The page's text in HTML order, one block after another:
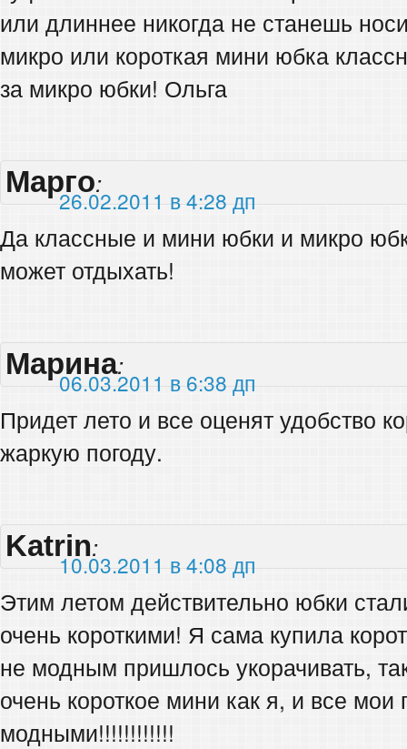
или длиннее никогда не станешь
микро или короткая мини юбка
за микро юбки! Ольга
Марго:
26.02.2011 в 4:28 дп
Да классные и мини юбки и микро
может отдыхать!
Марина:
06.03.2011 в 6:38 дп
Придет лето и все оценят удобство
жаркую погоду.
Katrin:
10.03.2011 в 4:08 дп
Этим летом действительно юбки
очень короткими! Я сама купила
не модным пришлось укорачивать,
очень короткое мини как я, и все
модными!!!!!!!!!!!!